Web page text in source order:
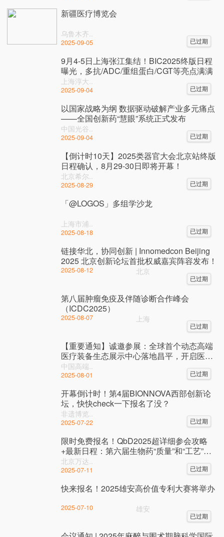
新疆医疗博览会
乌鲁木齐..
2025-09-05 已过期
9月4-5日上海张江集结！BIC2025终版日程
曝光，多抗/ADC/重组蛋白/CGT等亮点满满
上海淳大..
2025-09-04 已过期
以国家战略为纲 数据驱动破解产业多元痛点
——全国创新药“慧眼”系统正式发布
中国光谷..
2025-09-04 已过期
【倒计时10天】2025类器官大会北京站终版
日程确认，8月29-30日即将开幕！
北京希尔..
2025-08-29 已过期
「@LOGOS」多组学沙龙
上海市浦..
2025-08-18 已过期
链接华北，协同创新 | Innomedcon Beijing
2025 北京创新论坛首批权威嘉宾阵容发布！
北京
2025-08-12
已过期
第八届肿瘤免疫及伴随诊断合作峰会
（ICDC2025）
上海
2025-08-07
已过期
【重要通知】诚邀参展：全球首个动态高端
医疗装备生态展示中心落地昌平，开启医疗
器械全链路创新新纪元
中国高端..
2025-08-01 已过期
开幕倒计时！第4届BIONNOVA西部创新论
坛，快快check一下报名了没？
非遗博览..
2025-07-22 已过期
限时免费报名！QbD2025超详细参会攻略
+最新日程：第六届生物药“质量”和“工艺”大
会下周北京启幕！
北京万达..
2025-07-11 已过期
快来报名！2025雄安高价值专利大赛将举办
雄安
2025-07-10
已过期